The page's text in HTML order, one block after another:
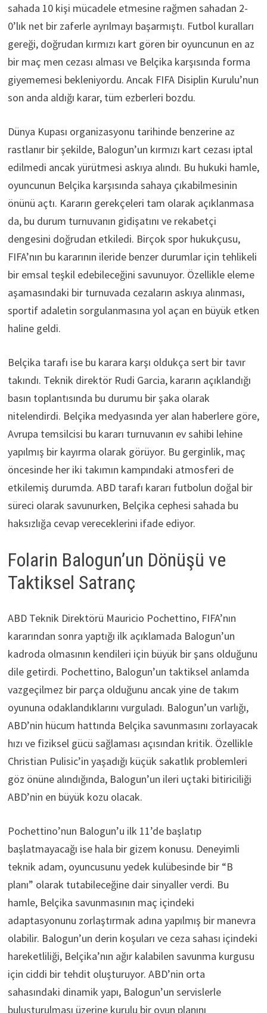
sahada 10 kişi mücadele etmesine rağmen sahadan 2-
0’lık net bir zaferle ayrılmayı başarmıştı. Futbol kuralları
gereği, doğrudan kırmızı kart gören bir oyuncunun en az
bir maç men cezası alması ve Belçika karşısında forma
giyememesi bekleniyordu. Ancak FIFA Disiplin Kurulu’nun
son anda aldığı karar, tüm ezberleri bozdu.
Dünya Kupası organizasyonu tarihinde benzerine az
rastlanır bir şekilde, Balogun’un kırmızı kart cezası iptal
edilmedi ancak yürütmesi askıya alındı. Bu hukuki hamle,
oyuncunun Belçika karşısında sahaya çıkabilmesinin
önünü açtı. Kararın gerekçeleri tam olarak açıklanmasa
da, bu durum turnuvanın gidişatını ve rekabetçi
dengesini doğrudan etkiledi. Birçok spor hukukçusu,
FIFA’nın bu kararının ileride benzer durumlar için tehlikeli
bir emsal teşkil edebileceğini savunuyor. Özellikle eleme
aşamasındaki bir turnuvada cezaların askıya alınması,
sportif adaletin sorgulanmasına yol açan en büyük etken
haline geldi.
Belçika tarafı ise bu karara karşı oldukça sert bir tavır
takındı. Teknik direktör Rudi Garcia, kararın açıklandığı
basın toplantısında bu durumu bir şaka olarak
nitelendirdi. Belçika medyasında yer alan haberlere göre,
Avrupa temsilcisi bu kararı turnuvanın ev sahibi lehine
yapılmış bir kayırma olarak görüyor. Bu gerginlik, maç
öncesinde her iki takımın kampındaki atmosferi de
etkilemiş durumda. ABD tarafı kararı futbolun doğal bir
süreci olarak savunurken, Belçika cephesi sahada bu
haksızlığa cevap vereceklerini ifade ediyor.
Folarin Balogun’un Dönüşü ve
Taktiksel Satranç
ABD Teknik Direktörü Mauricio Pochettino, FIFA’nın
kararından sonra yaptığı ilk açıklamada Balogun’un
kadroda olmasının kendileri için büyük bir şans olduğunu
dile getirdi. Pochettino, Balogun’un taktiksel anlamda
vazgeçilmez bir parça olduğunu ancak yine de takım
oyununa odaklandıklarını vurguladı. Balogun’un varlığı,
ABD’nin hücum hattında Belçika savunmasını zorlayacak
hızı ve fiziksel gücü sağlaması açısından kritik. Özellikle
Christian Pulisic’in yaşadığı küçük sakatlık problemleri
göz önüne alındığında, Balogun’un ileri uçtaki bitiriciliği
ABD’nin en büyük kozu olacak.
Pochettino’nun Balogun’u ilk 11’de başlatıp
başlatmayacağı ise hala bir gizem konusu. Deneyimli
teknik adam, oyuncusunu yedek kulübesinde bir “B
planı” olarak tutabileceğine dair sinyaller verdi. Bu
hamle, Belçika savunmasının maç içindeki
adaptasyonunu zorlaştırmak adına yapılmış bir manevra
olabilir. Balogun’un derin koşuları ve ceza sahası içindeki
hareketliliği, Belçika’nın ağır kalabilen savunma kurgusu
için ciddi bir tehdit oluşturuyor. ABD’nin orta
sahasındaki dinamik yapı, Balogun’un servislerle
buluşturulması üzerine kurulu bir oyun planını